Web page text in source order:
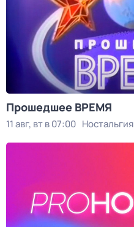
Прошедшее ВРЕМЯ
11 авг, вт в 07:00 Ностальгия